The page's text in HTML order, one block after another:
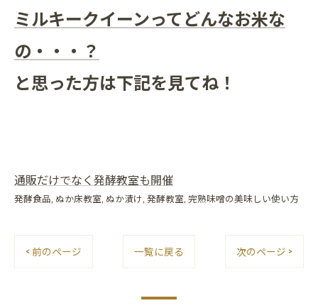
ミルキークイーンってどんなお米な
の・・・？
と思った方は下記を見てね！
通販だけでなく発酵教室も開催
発酵食品 ぬか床教室 ぬか漬け 発酵教室 完熟味噌の美味しい使い方
< 前のページ 一覧に戻る 次のページ >